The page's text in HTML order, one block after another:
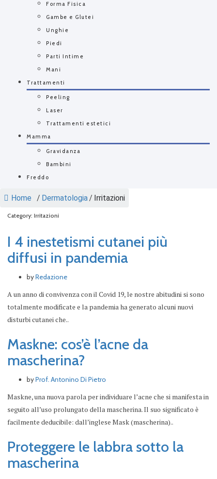
Forma Fisica
Gambe e Glutei
Unghie
Piedi
Parti Intime
Mani
Trattamenti
Peeling
Laser
Trattamenti estetici
Mamma
Gravidanza
Bambini
Freddo
Home / Dermatologia/ Irritazioni
Category: Irritazioni
I 4 inestetismi cutanei più
diffusi in pandemia
byRedazione
A un anno di convivenza con il Covid 19, le nostre abitudini si sono
totalmente modificate e la pandemia ha generato alcuni nuovi
disturbi cutanei che..
Maskne: cos’è l’acne da
mascherina?
byProf. Antonino Di Pietro
Maskne, una nuova parola per individuare l’acne che si manifesta in
seguito all’uso prolungato della mascherina. Il suo significato è
facilmente deducibile: dall’inglese Mask (mascherina)..
Proteggere le labbra sotto la
mascherina